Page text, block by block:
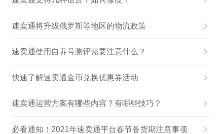
速卖通将升级俄罗斯等地区的物流政策
速卖通使用自养号测评需要注意什么？
快速了解速卖通金币兑换优惠券活动
速卖通运营方案有哪些内容？有哪些技巧？
必看通知！2021年速卖通平台春节备货期注意事项